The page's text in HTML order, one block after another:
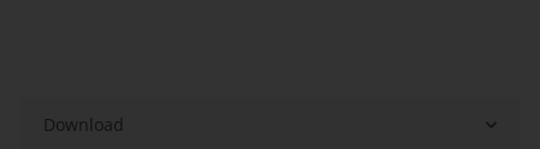
Download